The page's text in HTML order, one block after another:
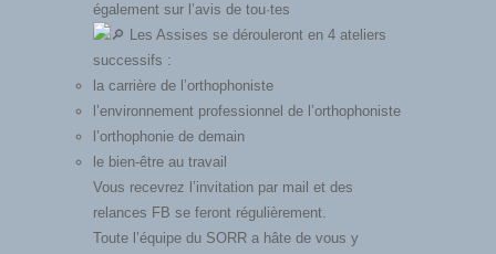
également sur l’avis de tou·tes
Les Assises se dérouleront en 4 ateliers
successifs :
la carrière de l’orthophoniste
l’environnement professionnel de l’orthophoniste
l’orthophonie de demain
le bien-être au travail
Vous recevrez l’invitation par mail et des
relances FB se feront régulièrement.
Toute l’équipe du SORR a hâte de vous y